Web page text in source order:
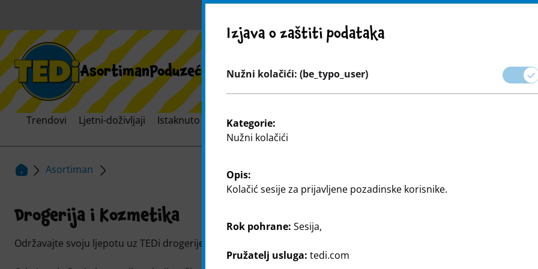
AsortimanPoduzeće Širenje trgovačke mreže
Trendovi Ljetni-doživljaji Istaknuto Svijet brendova
Asortiman
Drogerija i Kozmetika
Održavajte svoju ljepotu uz TEDi drogerije i kozmetičke proizvode.
Izjava o zaštiti podataka
Nužni kolačići: (be_typo_user)
Kategorie:
Nužni kolačići
Opis:
Kolačić sesije za prijavljene pozadinske korisnike.
Rok pohrane: Sesija,
Pružatelj usluga: tedi.com